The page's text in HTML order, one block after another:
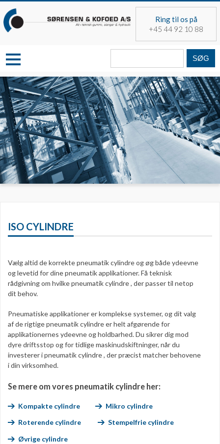
to
content
Ring til os på
+45 44 92 10 88
Søg
fra:
ISO CYLINDRE
Vælg altid de korrekte pneumatik cylindre og øg både ydeevne
og levetid for dine pneumatik applikationer. Få teknisk
rådgivning om hvilke pneumatik cylindre , der passer til netop
dit behov.
Pneumatiske applikationer er komplekse systemer, og dit valg
af de rigtige pneumatik cylindre er helt afgørende for
applikationernes ydeevne og holdbarhed. Du sikrer dig mod
dyre driftsstop og for tidlige maskinudskiftninger, når du
investerer i pneumatik cylindre , der præcist matcher behovene
i din virksomhed.
Se mere om vores pneumatik cylindre her:
Kompakte cylindre
Mikro cylindre
Roterende cylindre
Stempelfrie cylindre
Øvrige cylindre